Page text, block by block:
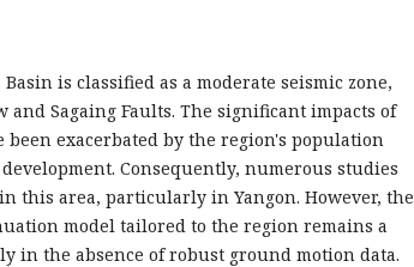
is classified as a moderate seismic zone,
and Sagaing Faults. The significant impacts of
been exacerbated by the region's population
Consequently, numerous studies
this area, particularly in Yangon. However, the
model tailored to the region remains a
in the absence of robust ground motion data.